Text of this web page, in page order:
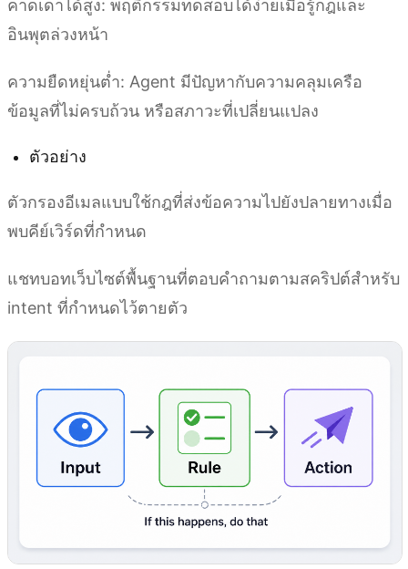
คาดเดาได้สูง: พฤติกรรมทดสอบได้ง่ายเมื่อรู้กฎและ
อินพุตล่วงหน้า
ความยืดหยุ่นต่ำ: Agent มีปัญหากับความคลุมเครือ
ข้อมูลที่ไม่ครบถ้วน หรือสภาวะที่เปลี่ยนแปลง
ตัวอย่าง
ตัวกรองอีเมลแบบใช้กฎที่ส่งข้อความไปยังปลายทางเมื่อ
พบคีย์เวิร์ดที่กำหนด
แชทบอทเว็บไซต์พื้นฐานที่ตอบคำถามตามสคริปต์สำหรับ
intent ที่กำหนดไว้ตายตัว